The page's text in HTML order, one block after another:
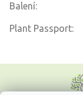
Balení:
Plant Passport: